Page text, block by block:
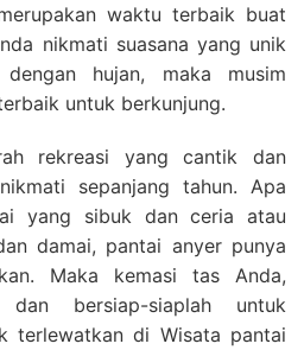
waktu terbaik buat
nikmati suasana yang unik
hujan, maka musim
untuk berkunjung.
rekreasi yang cantik dan
sepanjang tahun. Apa
yang sibuk dan ceria atau
damai, pantai anyer punya
Maka kemasi tas Anda,
bersiap-siaplah untuk
terlewatkan di Wisata pantai